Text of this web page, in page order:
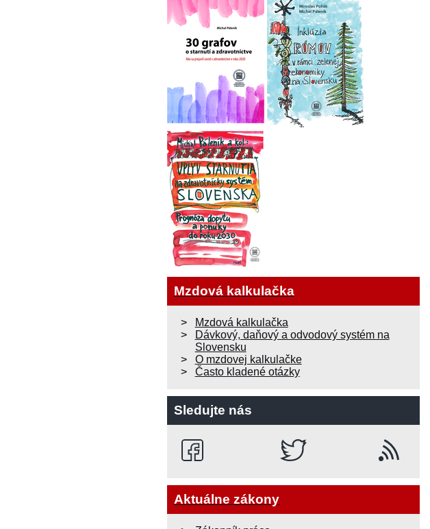
Mzdová kalkulačka
Mzdová kalkulačka
Dávkový, daňový a odvodový systém na
Slovensku
O mzdovej kalkulačke
Často kladené otázky
Sledujte nás
Aktuálne zákony